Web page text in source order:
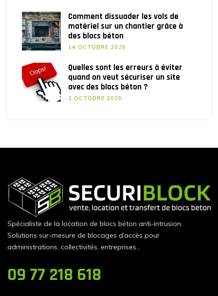
Comment dissuader les vols de
matériel sur un chantier grâce à
des blocs béton
14 OCTOBRE 2025
Quelles sont les erreurs à éviter
quand on veut sécuriser un site
avec des blocs béton ?
2 OCTOBRE 2025
Spécialiste de la location de blocs béton anti-intrusion.
Solutions sur-mesure de blocages d’accès pour
administrations, collectivités, entreprises…
09 77 218 618